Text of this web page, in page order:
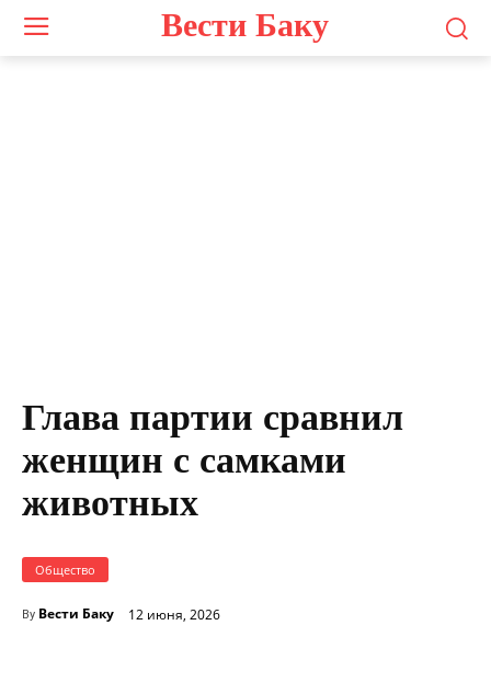
Вести Баку
Глава партии сравнил
женщин с самками
животных
Общество
By Вести Баку 12 июня, 2026